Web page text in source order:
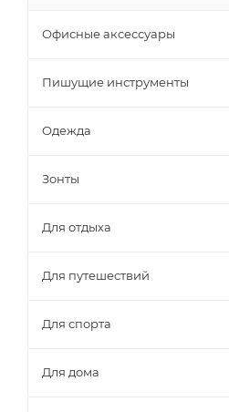
Офисные аксессуары
Пишущие инструменты
Одежда
Зонты
Для отдыха
Для путешествий
Для спорта
Для дома